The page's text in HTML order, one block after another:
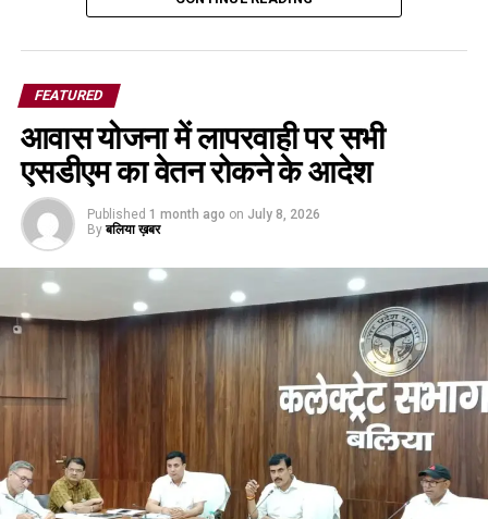
FEATURED
आवास योजना में लापरवाही पर सभी
एसडीएम का वेतन रोकने के आदेश
Published 1 month ago on July 8, 2026
By बलिया ख़बर